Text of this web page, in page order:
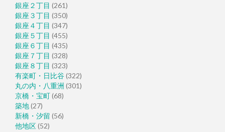
銀座２丁目 (261)
銀座３丁目 (350)
銀座４丁目 (347)
銀座５丁目 (455)
銀座６丁目 (435)
銀座７丁目 (328)
銀座８丁目 (323)
有楽町・日比谷(322)
丸の内・八重洲 (301)
京橋・宝町(68)
築地(27)
新橋・汐留 (56)
他地区(52)